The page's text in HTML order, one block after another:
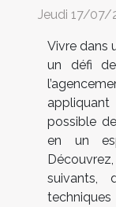
Jeudi 17/07/
Vivre dans
un défi de
possible
en un
suivants,